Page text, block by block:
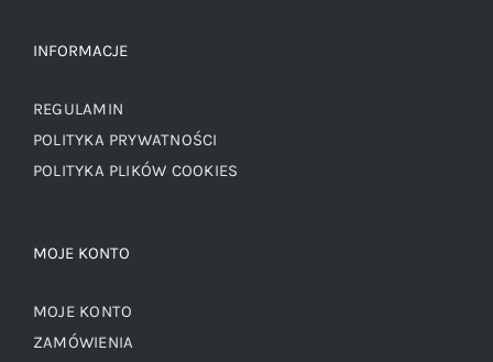
INFORMACJE
REGULAMIN
POLITYKA PRYWATNOŚCI
POLITYKA PLIKÓW COOKIES
MOJE KONTO
MOJE KONTO
ZAMÓWIENIA